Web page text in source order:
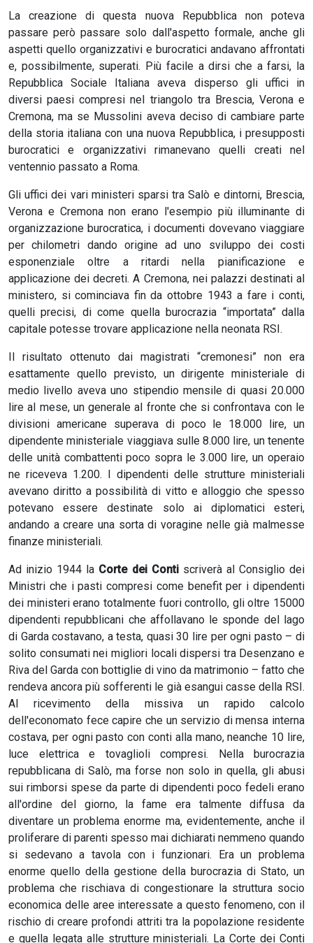
La creazione di questa nuova Repubblica non poteva
passare però passare solo dall'aspetto formale, anche gli
aspetti quello organizzativi e burocratici andavano affrontati
e, possibilmente, superati. Più facile a dirsi che a farsi, la
Repubblica Sociale Italiana aveva disperso gli uffici in
diversi paesi compresi nel triangolo tra Brescia, Verona e
Cremona, ma se Mussolini aveva deciso di cambiare parte
della storia italiana con una nuova Repubblica, i presupposti
burocratici e organizzativi rimanevano quelli creati nel
ventennio passato a Roma.
Gli uffici dei vari ministeri sparsi tra Salò e dintorni, Brescia,
Verona e Cremona non erano l'esempio più illuminante di
organizzazione burocratica, i documenti dovevano viaggiare
per chilometri dando origine ad uno sviluppo dei costi
esponenziale oltre a ritardi nella pianificazione e
applicazione dei decreti. A Cremona, nei palazzi destinati al
ministero, si cominciava fin da ottobre 1943 a fare i conti,
quelli precisi, di come quella burocrazia “importata” dalla
capitale potesse trovare applicazione nella neonata RSI.
Il risultato ottenuto dai magistrati “cremonesi” non era
esattamente quello previsto, un dirigente ministeriale di
medio livello aveva uno stipendio mensile di quasi 20.000
lire al mese, un generale al fronte che si confrontava con le
divisioni americane superava di poco le 18.000 lire, un
dipendente ministeriale viaggiava sulle 8.000 lire, un tenente
delle unità combattenti poco sopra le 3.000 lire, un operaio
ne riceveva 1.200. I dipendenti delle strutture ministeriali
avevano diritto a possibilità di vitto e alloggio che spesso
potevano essere destinate solo ai diplomatici esteri,
andando a creare una sorta di voragine nelle già malmesse
finanze ministeriali.
Ad inizio 1944 la Corte dei Conti scriverà al Consiglio dei
Ministri che i pasti compresi come benefit per i dipendenti
dei ministeri erano totalmente fuori controllo, gli oltre 15000
dipendenti repubblicani che affollavano le sponde del lago
di Garda costavano, a testa, quasi 30 lire per ogni pasto – di
solito consumati nei migliori locali dispersi tra Desenzano e
Riva del Garda con bottiglie di vino da matrimonio – fatto che
rendeva ancora più sofferenti le già esangui casse della RSI.
Al ricevimento della missiva un rapido calcolo
dell'economato fece capire che un servizio di mensa interna
costava, per ogni pasto con conti alla mano, neanche 10 lire,
luce elettrica e tovaglioli compresi. Nella burocrazia
repubblicana di Salò, ma forse non solo in quella, gli abusi
sui rimborsi spese da parte di dipendenti poco fedeli erano
all'ordine del giorno, la fame era talmente diffusa da
diventare un problema enorme ma, evidentemente, anche il
proliferare di parenti spesso mai dichiarati nemmeno quando
si sedevano a tavola con i funzionari. Era un problema
enorme quello della gestione della burocrazia di Stato, un
problema che rischiava di congestionare la struttura socio
economica delle aree interessate a questo fenomeno, con il
rischio di creare profondi attriti tra la popolazione residente
e quella legata alle strutture ministeriali. La Corte dei Conti